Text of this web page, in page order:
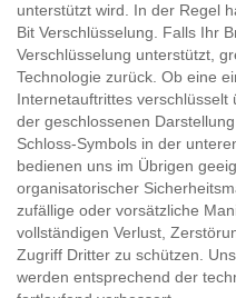
unterstützt wird. In der Regel
Bit Verschlüsselung. Falls Ihr
Verschlüsselung unterstützt,
Technologie zurück. Ob eine
Internetauftrittes
der geschlossenen
Schloss-Symbols in der
bedienen uns im Übrigen
organisatorischer
zufällige oder vorsätzliche
vollständigen Verlust,
Zugriff Dritter zu schützen.
werden entsprechend der